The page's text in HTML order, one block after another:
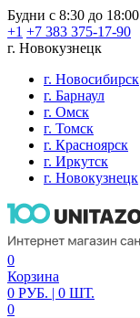
Будни с 8:30 до 18:00
+1 +7 383 375-17-90
г. Новокузнецк
г. Новосибирск
г. Барнаул
г. Омск
г. Томск
г. Красноярск
г. Иркутск
г. Новокузнецк
0
Корзина
0 РУБ. | 0 ШТ.
0